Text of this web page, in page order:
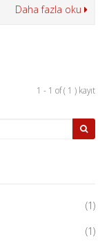
Daha fazla oku
1 - 1 of ( 1 ) kayıt
(1)
(1)